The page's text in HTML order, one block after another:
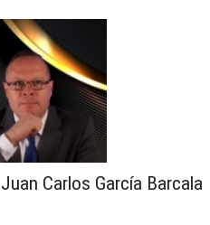
Carlos García Barcala